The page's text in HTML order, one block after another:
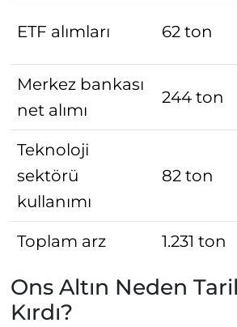
ETF alımları 62 ton
Merkez bankası
net alımı
244 ton
Teknoloji
sektörü
kullanımı
82 ton
Toplam arz 1.231 ton
Ons Altın Neden
Kırdı?